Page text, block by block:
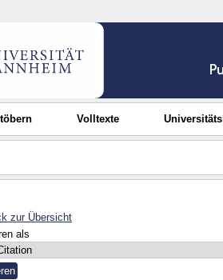
Volltexte
zur Übersicht
als